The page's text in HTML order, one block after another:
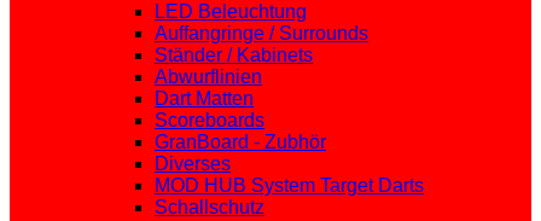
LED Beleuchtung
Auffangringe / Surrounds
Ständer / Kabinets
Abwurflinien
Dart Matten
Scoreboards
GranBoard - Zubhör
Diverses
MOD HUB System Target Darts
Schallschutz